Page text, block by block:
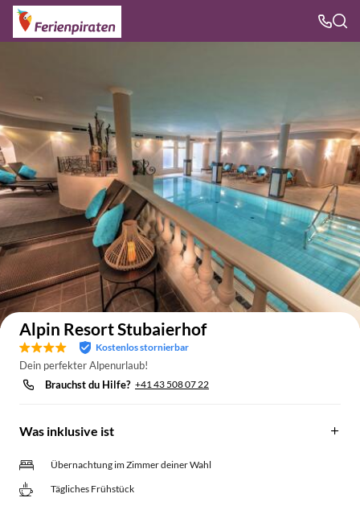
Auf der Karte anzeigen
Alpin Resort Stubaierhof
Kostenlos stornierbar
Dein perfekter Alpenurlaub!
Brauchst du Hilfe? +41 43 508 07 22
Was inklusive ist
Übernachtung im Zimmer deiner Wahl
Tägliches Frühstück